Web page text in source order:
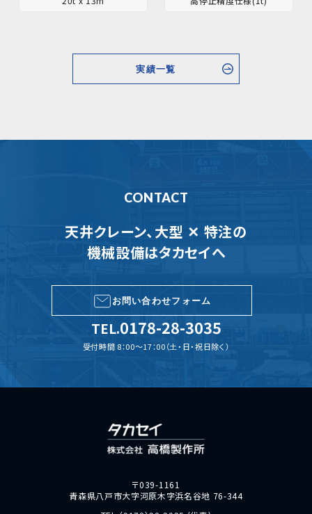
実績一覧
CONTACT
天井クレーン、大型 ✕ 特注の
機械設備はタカセイへ
TEL.0178-28-3035
受付時間 8：00～17：00（土・日・祝日除く）
お問い合わせフォーム
〒039-1161
青森県八戸市大字河原木字浜名谷地 76-344